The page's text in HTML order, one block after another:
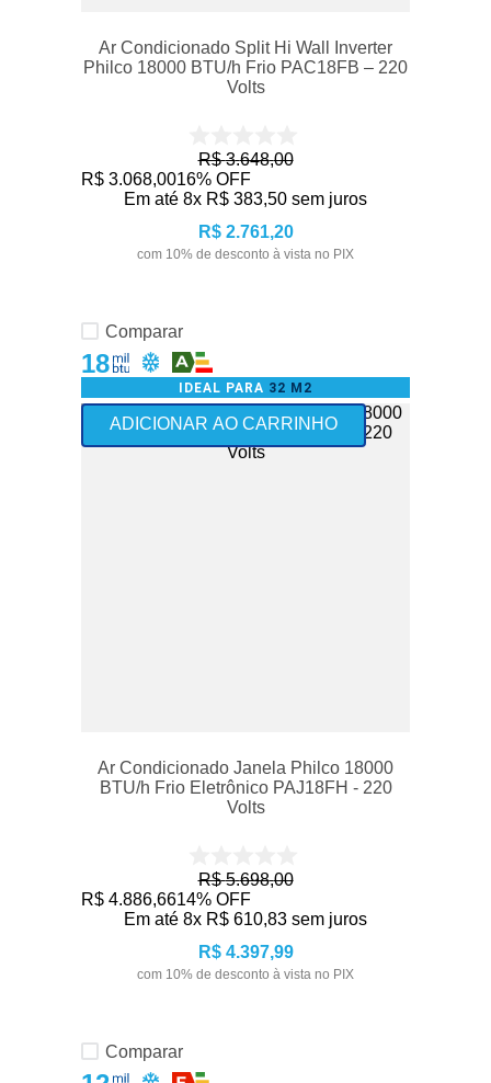
Ar Condicionado Split Hi Wall Inverter
Philco 18000 BTU/h Frio PAC18FB – 220
Volts
R$ 3.648,00
R$ 3.068,0016% OFF
Em até 8x R$ 383,50 sem juros
R$ 2.761,20
com 10% de desconto à vista no PIX
Comparar
18
IDEAL PARA 32 M2
ADICIONAR AO CARRINHO
Ar Condicionado Janela Philco 18000
BTU/h Frio Eletrônico PAJ18FH - 220
Volts
R$ 5.698,00
R$ 4.886,6614% OFF
Em até 8x R$ 610,83 sem juros
R$ 4.397,99
com 10% de desconto à vista no PIX
Comparar